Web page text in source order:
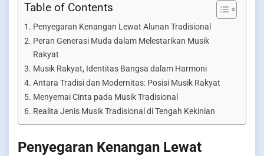
Table of Contents
Penyegaran Kenangan Lewat Alunan Tradisional
Peran Generasi Muda dalam Melestarikan Musik
Rakyat
Musik Rakyat, Identitas Bangsa dalam Harmoni
Antara Tradisi dan Modernitas: Posisi Musik Rakyat
Menyemai Cinta pada Musik Tradisional
Realita Jenis Musik Tradisional di Tengah Kekinian
Penyegaran Kenangan Lewat